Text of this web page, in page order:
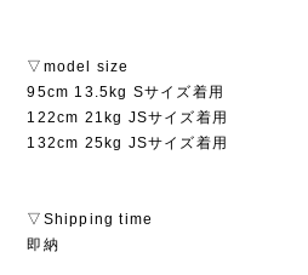
▽model size
95cm 13.5kg Sサイズ着用
122cm 21kg JSサイズ着用
132cm 25kg JSサイズ着用
▽Shipping time
即納